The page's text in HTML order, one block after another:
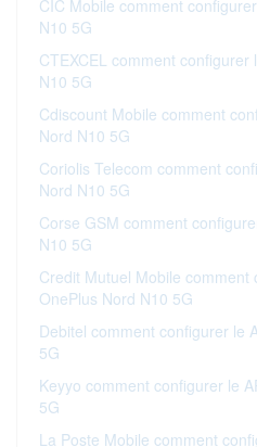
CIC Mobile comment
N10 5G
CTEXCEL comment configurer
N10 5G
Cdiscount Mobile comment
Nord N10 5G
Coriolis Telecom comment
Nord N10 5G
Corse GSM comment
N10 5G
Credit Mutuel Mobile comment
OnePlus Nord N10 5G
Debitel comment configurer le
5G
Keyyo comment configurer le
5G
La Poste Mobile comment